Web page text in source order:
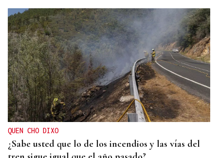
QUEN CHO DIXO
¿Sabe usted que lo de los incendios y las vías del